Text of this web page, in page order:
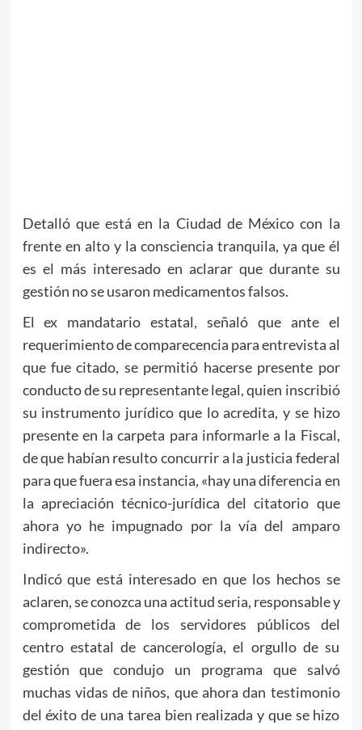
Detalló que está en la Ciudad de México con la
frente en alto y la consciencia tranquila, ya que él
es el más interesado en aclarar que durante su
gestión no se usaron medicamentos falsos.
El ex mandatario estatal, señaló que ante el
requerimiento de comparecencia para entrevista al
que fue citado, se permitió hacerse presente por
conducto de su representante legal, quien inscribió
su instrumento jurídico que lo acredita, y se hizo
presente en la carpeta para informarle a la Fiscal,
de que habían resulto concurrir a la justicia federal
para que fuera esa instancia, «hay una diferencia en
la apreciación técnico-jurídica del citatorio que
ahora yo he impugnado por la vía del amparo
indirecto».
Indicó que está interesado en que los hechos se
aclaren, se conozca una actitud seria, responsable y
comprometida de los servidores públicos del
centro estatal de cancerología, el orgullo de su
gestión que condujo un programa que salvó
muchas vidas de niños, que ahora dan testimonio
del éxito de una tarea bien realizada y que se hizo